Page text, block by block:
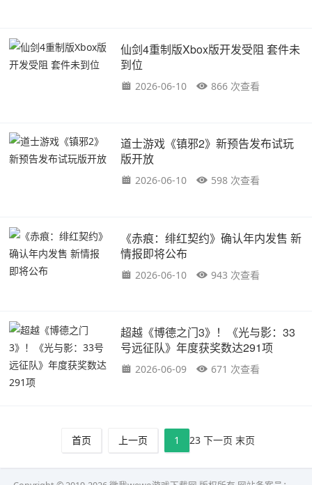
仙剑4重制版Xbox版开发受阻 套件未
到位
2026-06-10 866 次查看
道士游戏《镇邪2》新预告发布试玩
版开放
2026-06-10 598 次查看
《赤痕：绯红契约》确认年内发售 新
情报即将公布
2026-06-10 943 次查看
超越《博德之门3》！《光与影：33
号远征队》年度获奖数达291项
2026-06-09 671 次查看
首页 上一页 1 23 下一页 末页